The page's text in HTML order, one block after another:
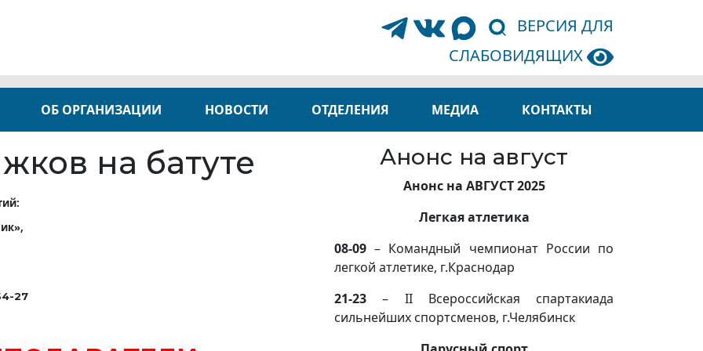
ВЕРСИЯ ДЛЯ
СЛАБОВИДЯЩИХ
ОБ ОРГАНИЗАЦИИ НОВОСТИ ОТДЕЛЕНИЯ МЕДИА КОНТАКТЫ
на батуте
27
Анонс на август
Анонс на АВГУСТ 2025
Легкая атлетика
08-09 – Командный чемпионат России по
легкой атлетике, г.Краснодар
21-23 – II Всероссийская спартакиада
сильнейших спортсменов, г.Челябинск